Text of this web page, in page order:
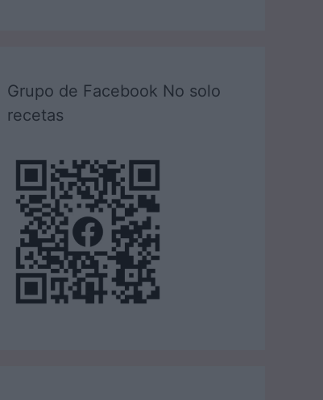
Grupo de Facebook No solo
recetas